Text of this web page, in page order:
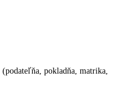
(podateľňa, pokladňa, matrika,